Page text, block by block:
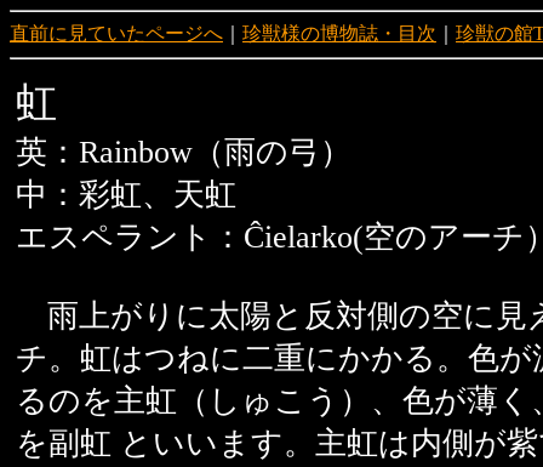
直前に見ていたページへ 珍獣様の博物誌・目次 珍獣の館
虹
英：Rainbow（雨の弓）
中：彩虹、天虹
エスペラント：Ĉielarko(空のアーチ
雨上がりに太陽と反対側の空に見
チ。虹はつねに二重にかかる。色が
るのを主虹（しゅこう）、色が薄く
を副虹 といいます。主虹は内側が